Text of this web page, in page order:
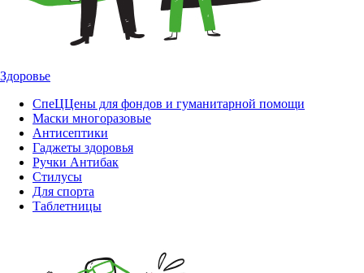
Здоровье
СпеЦЦены для фондов и гуманитарной помощи
Маски многоразовые
Антисептики
Гаджеты здоровья
Ручки Антибак
Стилусы
Для спорта
Таблетницы